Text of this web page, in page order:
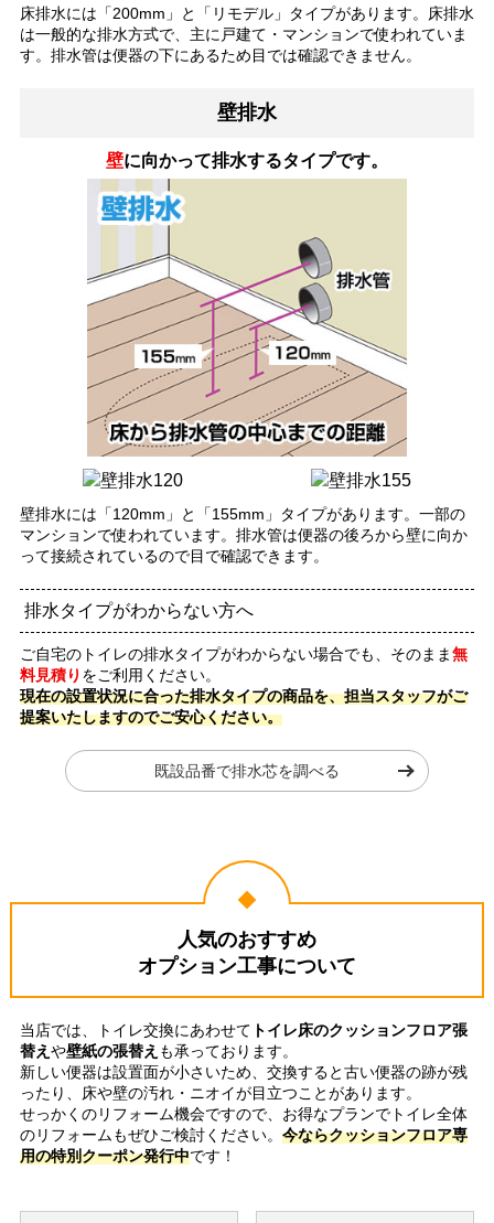
床排水には「200mm」と「リモデル」タイプがあります。床排水
は一般的な排水方式で、主に戸建て・マンションで使われていま
す。排水管は便器の下にあるため目では確認できません。
壁排水
壁に向かって排水するタイプです。
壁排水には「120mm」と「155mm」タイプがあります。一部の
マンションで使われています。排水管は便器の後ろから壁に向か
って接続されているので目で確認できます。
排水タイプがわからない方へ
ご自宅のトイレの排水タイプがわからない場合でも、そのまま無
料見積り をご利用ください。
現在の設置状況に合った排水タイプの商品を、担当スタッフがご
提案いたしますのでご安心ください。
既設品番で排水芯を調べる
人気のおすすめ
オプション工事について
当店では、トイレ交換にあわせて トイレ床のクッションフロア張
替え や壁紙の張替え も承っております。
新しい便器は設置面が小さいため、交換すると古い便器の跡が残
ったり、床や壁の汚れ・ニオイが目立つことがあります。
せっかくのリフォーム機会ですので、お得なプランでトイレ全体
のリフォームもぜひご検討ください。 今ならクッションフロア専
用の特別クーポン発行中です！